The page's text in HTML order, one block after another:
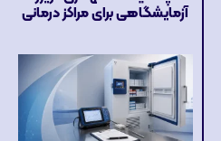
آزمایشگاهی برای مراکز درمانی